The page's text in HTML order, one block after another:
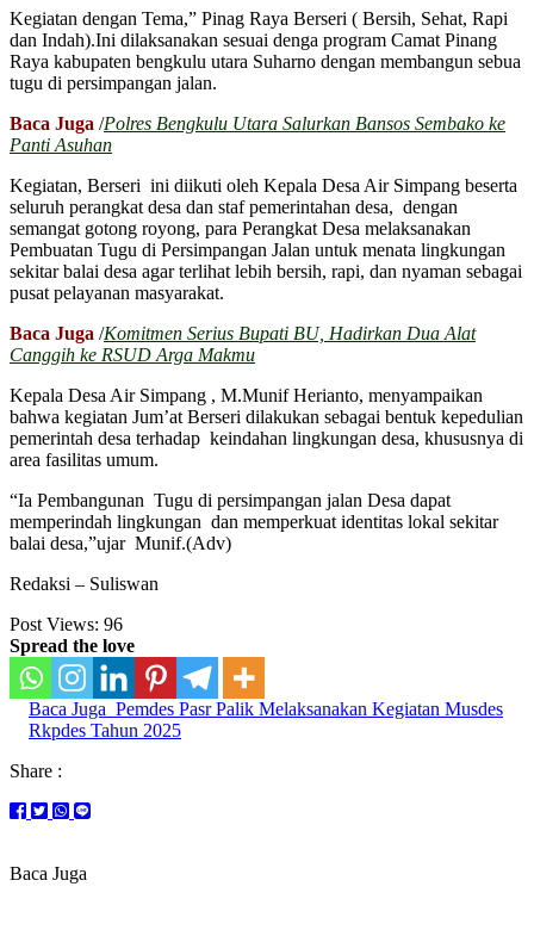
Kegiatan dengan Tema,” Pinag Raya Berseri ( Bersih, Sehat, Rapi
dan Indah).Ini dilaksanakan sesuai denga program Camat Pinang
Raya kabupaten bengkulu utara Suharno dengan membangun sebua
tugu di persimpangan jalan.
Baca Juga /Polres Bengkulu Utara Salurkan Bansos Sembako ke
Panti Asuhan
Kegiatan, Berseri ini diikuti oleh Kepala Desa Air Simpang beserta
seluruh perangkat desa dan staf pemerintahan desa, dengan
semangat gotong royong, para Perangkat Desa melaksanakan
Pembuatan Tugu di Persimpangan Jalan untuk menata lingkungan
sekitar balai desa agar terlihat lebih bersih, rapi, dan nyaman sebagai
pusat pelayanan masyarakat.
Baca Juga /Komitmen Serius Bupati BU, Hadirkan Dua Alat
Canggih ke RSUD Arga Makmu
Kepala Desa Air Simpang , M.Munif Herianto, menyampaikan
bahwa kegiatan Jum’at Berseri dilakukan sebagai bentuk kepedulian
pemerintah desa terhadap keindahan lingkungan desa, khususnya di
area fasilitas umum.
“Ia Pembangunan Tugu di persimpangan jalan Desa dapat
memperindah lingkungan dan memperkuat identitas lokal sekitar
balai desa,”ujar Munif.(Adv)
Redaksi – Suliswan
Post Views: 96
Spread the love
Baca Juga Pemdes Pasr Palik Melaksanakan Kegiatan Musdes
Rkpdes Tahun 2025
Share :
Baca Juga